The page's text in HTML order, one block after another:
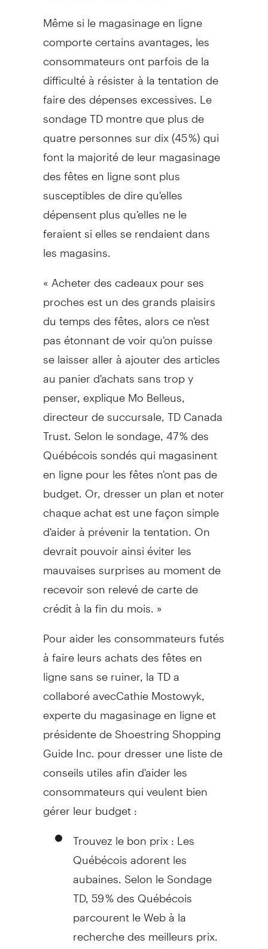
Même si le magasinage en ligne
comporte certains avantages, les
consommateurs ont parfois de la
difficulté à résister à la tentation de
faire des dépenses excessives. Le
sondage TD montre que plus de
quatre personnes sur dix (45 %) qui
font la majorité de leur magasinage
des fêtes en ligne sont plus
susceptibles de dire qu'elles
dépensent plus qu'elles ne le
feraient si elles se rendaient dans
les magasins.
« Acheter des cadeaux pour ses
proches est un des grands plaisirs
du temps des fêtes, alors ce n'est
pas étonnant de voir qu'on puisse
se laisser aller à ajouter des articles
au panier d'achats sans trop y
penser, explique Mo Belleus,
directeur de succursale, TD Canada
Trust. Selon le sondage, 47 % des
Québécois sondés qui magasinent
en ligne pour les fêtes n'ont pas de
budget. Or, dresser un plan et noter
chaque achat est une façon simple
d'aider à prévenir la tentation. On
devrait pouvoir ainsi éviter les
mauvaises surprises au moment de
recevoir son relevé de carte de
crédit à la fin du mois. »
Pour aider les consommateurs futés
à faire leurs achats des fêtes en
ligne sans se ruiner, la TD a
collaboré avecCathie Mostowyk,
experte du magasinage en ligne et
présidente de Shoestring Shopping
Guide Inc. pour dresser une liste de
conseils utiles afin d'aider les
consommateurs qui veulent bien
gérer leur budget :
Trouvez le bon prix : Les
Québécois adorent les
aubaines. Selon le Sondage
TD, 59 % des Québécois
parcourent le Web à la
recherche des meilleurs prix.